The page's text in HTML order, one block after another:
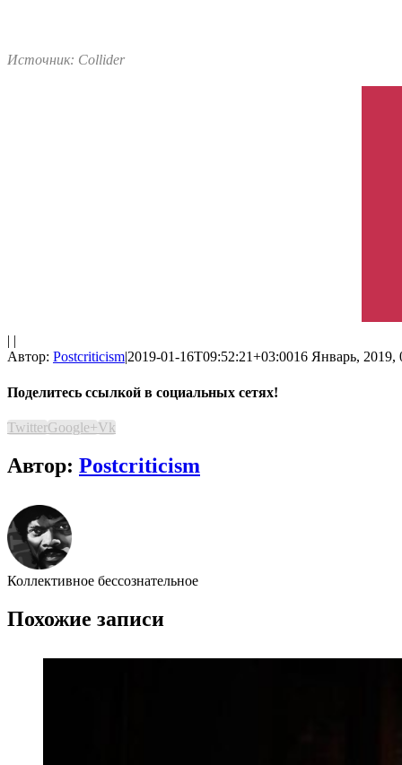
Источник: Collider
| |
Автор: Postcriticism|2019-01-16T09:52:21+03:0016 Январь, 2019,
Поделитесь ссылкой в социальных сетях!
TwitterGoogle+Vk
Автор: Postcriticism
Коллективное бессознательное
Похожие записи